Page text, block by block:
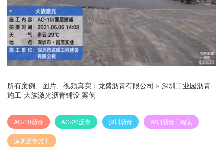
所有案例、图片、视频真实： 龙盛沥青有限公司 » 深圳工业园沥青
施工-大族激光沥青铺设 案例
AC-10沥青 AC-20沥青 深圳沥青 深圳沥青工程队
深圳沥青施工